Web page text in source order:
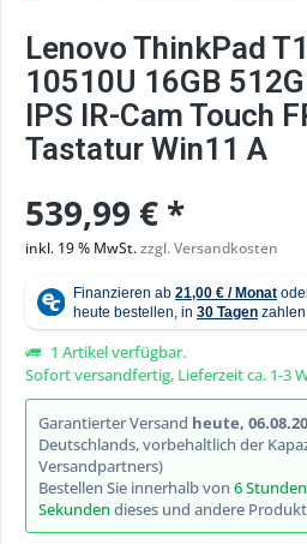
Lenovo ThinkPad
10510U 16GB
IPS IR-Cam Touch
Tastatur Win11 A
539,99 € *
inkl. 19 % MwSt.zzgl. Versandkosten
1 Artikel verfügbar.
Sofort versandfertig, Lieferzeit ca. 1-3
Garantierter Versand heute,
Deutschlands, vorbehaltlich der
Versandpartners)
Bestellen Sie innerhalb von 6
Sekunden dieses und andere